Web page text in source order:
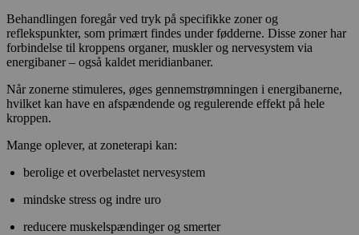
Behandlingen foregår ved tryk på specifikke zoner og
reflekspunkter, som primært findes under fødderne. Disse zoner har
forbindelse til kroppens organer, muskler og nervesystem via
energibaner – også kaldet meridianbaner.
Når zonerne stimuleres, øges gennemstrømningen i energibanerne,
hvilket kan have en afspændende og regulerende effekt på hele
kroppen.
Mange oplever, at zoneterapi kan:
berolige et overbelastet nervesystem
mindske stress og indre uro
reducere muskelspændinger og smerter